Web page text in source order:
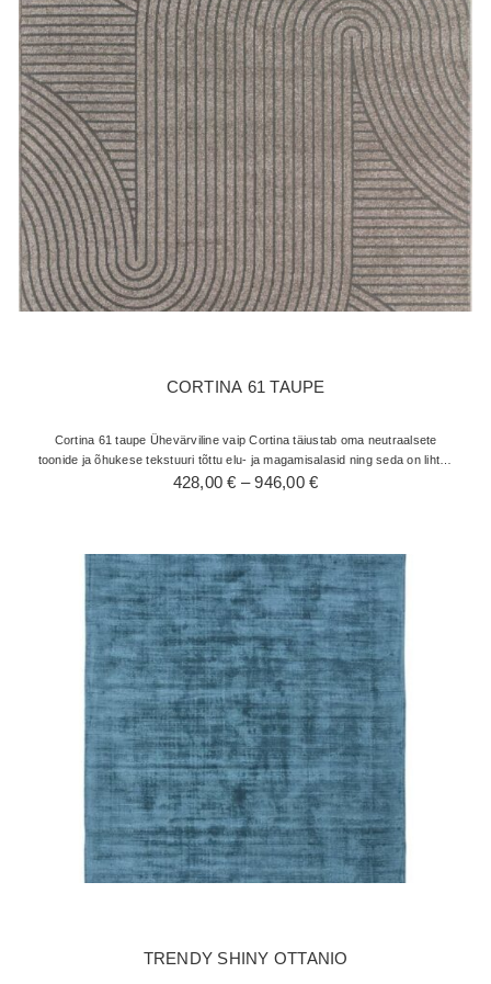
CORTINA 61 TAUPE
Cortina 61 taupe Ühevärviline vaip Cortina täiustab oma neutraalsete
toonide ja õhukese tekstuuri tõttu elu- ja magamisalasid ning seda on lihtne
hooldada. Julgetest mustritest…
428,00€ – 946,00€Hinnavahemik:
946,00 €
TRENDY SHINY OTTANIO